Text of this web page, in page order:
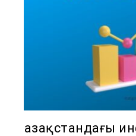
Қазақстандағы